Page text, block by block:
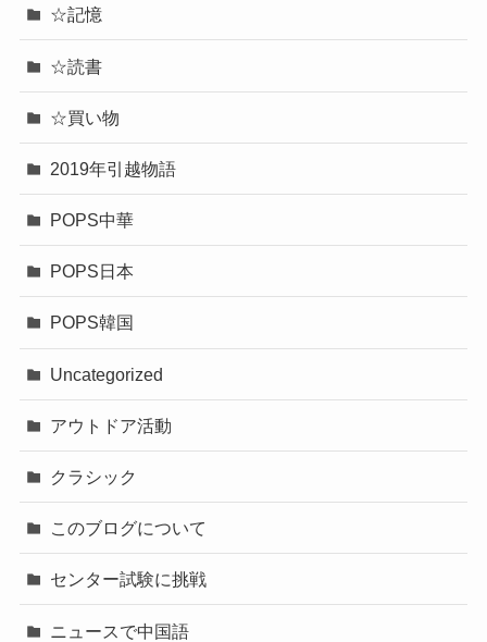
☆記憶
☆読書
☆買い物
2019年引越物語
POPS中華
POPS日本
POPS韓国
Uncategorized
アウトドア活動
クラシック
このブログについて
センター試験に挑戦
ニュースで中国語